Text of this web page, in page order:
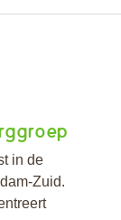
in de
Zuid.